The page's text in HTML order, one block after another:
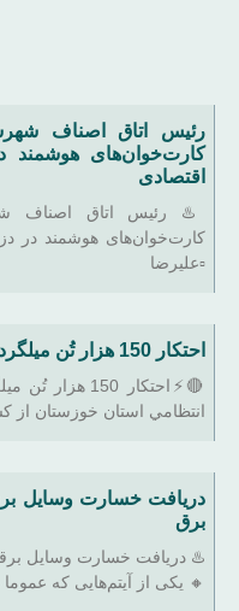
رئیس اتاق اصناف
کارت‌خوان‌های هوشمند
اقتصادی
♨️ رئیس اتاق اصناف
کارت‌خوان‌های هوشمند در
▫️علیرضا
احتکار 150 هزار تُن ميلگرد و شمش در دزفول
🔴⚡احتکار
انتظامي استان خوزستان از کشف 150 هزار تُن
دریافت خسارت وسایل
برق
♨️ دریافت خسارت وسایل
🔸 یکی از آیتم‌هایی که